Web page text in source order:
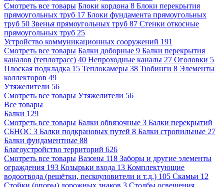
Смотреть все товары Блоки кордона 8 Блоки перекрытия
прямоугольных труб 17 Блоки фундамента прямоугольных
труб 50 Звенья прямоугольных труб 87 Стенки откосные
прямоугольных труб 25
Устройство коммуникационных сооружений 191
Смотреть все товары Балки доборные 9 Балки перекрытия
каналов (теплотрасс) 40 Непроходные каналы 27 Оголовки 5
Плоская подкладка 15 Теплокамеры 38 Тюбинги 8 Элементы
коллекторов 49
Утяжелители 56
Смотреть все товары Утяжелители 56
Все товары
Балки 129
Смотреть все товары Балки обвязочные 3 Балки перекрытий
СБНОС 3 Балки подкрановых путей 8 Балки стропильные 27
Балки фундаментные 88
Благоустройство территорий 626
Смотреть все товары Вазоны 118 Заборы и другие элементы
ограждения 193 Козырьки входа 13 Комплектующие
водоотвода (решётки, пескоуловители и т.д.) 105 Скамьи 12
Стойки (опоры) дорожных знаков 3 Столбы освещения